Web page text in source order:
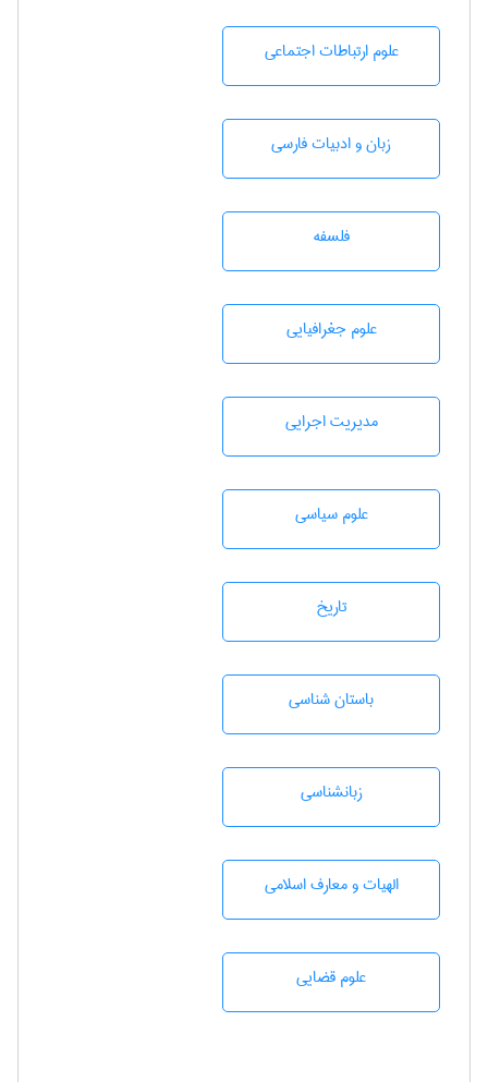
علوم ارتباطات اجتماعی
زبان و ادبيات فارسی
فلسفه
علوم جغرافيايی
مديريت اجرايی
علوم سياسی
تاريخ
باستان شناسی
زبانشناسی
الهیات و معارف اسلامی
علوم قضایی